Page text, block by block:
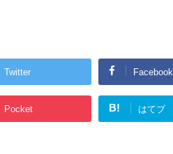
Twitter Facebook
Pocket B! はてブ